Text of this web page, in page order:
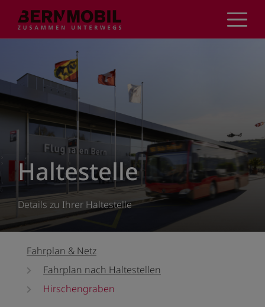
Inhalt
Haltestelle
Details zu Ihrer Haltestelle
Fahrplan & Netz
Fahrplan nach Haltestellen
Hirschengraben